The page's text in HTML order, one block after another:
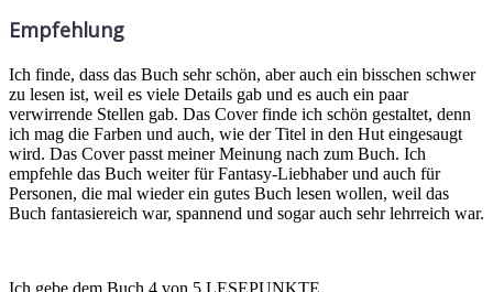
Empfehlung
Ich finde, dass das Buch sehr schön, aber auch ein bisschen schwer
zu lesen ist, weil es viele Details gab und es auch ein paar
verwirrende Stellen gab. Das Cover finde ich schön gestaltet, denn
ich mag die Farben und auch, wie der Titel in den Hut eingesaugt
wird. Das Cover passt meiner Meinung nach zum Buch. Ich
empfehle das Buch weiter für Fantasy-Liebhaber und auch für
Personen, die mal wieder ein gutes Buch lesen wollen, weil das
Buch fantasiereich war, spannend und sogar auch sehr lehrreich war.
Ich gebe dem Buch 4 von 5 LESEPUNKTE.